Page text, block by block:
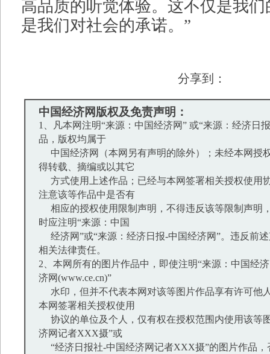
高品质的听觉体验。这不仅是我
是我们对社会的承诺。”
分享到：
中国经济网版权及免责声明：
1、凡本网注明“来源：中国经济网” 或“来源：经济日
品，版权均属于
中国经济网（本网另有声明的除外）；未经本网授
得转载、摘编或以其它
方式使用上述作品；已经与本网签署相关授权使用
注意该等作品中是否有
相应的授权使用限制声明，不得违反该等限制声明
时应注明“来源：中国
经济网”或“来源：经济日报-中国经济网”。违反前
相关法律责任。
2、本网所有的图片作品中，即使注明“来源：中国经
济网(www.ce.cn)”
水印，但并不代表本网对该等图片作品享有许可他
本网签署相关授权使用
协议的单位及个人，仅有权在授权范围内使用该等
济网记者XXX摄”或
“经济日报社-中国经济网记者XXX摄”的图片作品，